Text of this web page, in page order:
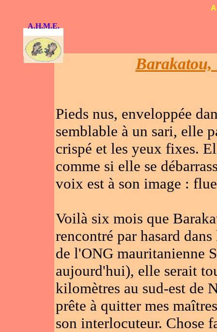
A.H.M.E.
Barakatou,
Pieds nus, enveloppée
semblable à un sari, elle
crispé et les yeux fixes.
comme si elle se
voix est à son image :
Voilà six mois que
rencontré par hasard
de l'ONG mauritanienne
aujourd'hui), elle serait
kilomètres au sud-est de
prête à quitter mes
son interlocuteur. Chose